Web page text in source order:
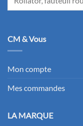
CM & Vous
Mon compte
Mes commandes
LA MARQUE